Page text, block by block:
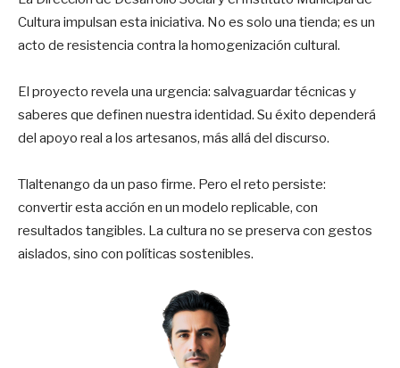
Cultura impulsan esta iniciativa. No es solo una tienda; es un
acto de resistencia contra la homogenización cultural.
El proyecto revela una urgencia: salvaguardar técnicas y
saberes que definen nuestra identidad. Su éxito dependerá
del apoyo real a los artesanos, más allá del discurso.
Tlaltenango da un paso firme. Pero el reto persiste:
convertir esta acción en un modelo replicable, con
resultados tangibles. La cultura no se preserva con gestos
aislados, sino con políticas sostenibles.